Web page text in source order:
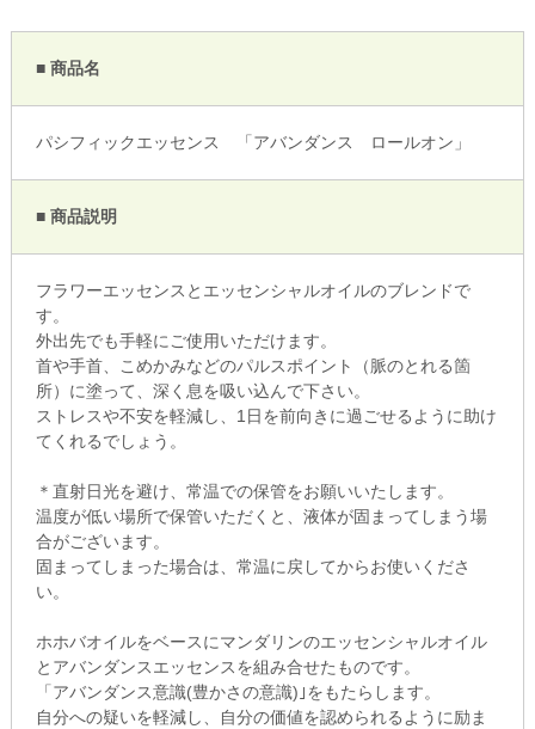
■ 商品名
パシフィックエッセンス 「アバンダンス ロールオン」
■ 商品説明
フラワーエッセンスとエッセンシャルオイルのブレンドで
す。
外出先でも手軽にご使用いただけます。
首や手首、こめかみなどのパルスポイント（脈のとれる箇
所）に塗って、深く息を吸い込んで下さい。
ストレスや不安を軽減し、1日を前向きに過ごせるように助け
てくれるでしょう。
＊直射日光を避け、常温での保管をお願いいたします。
温度が低い場所で保管いただくと、液体が固まってしまう場
合がございます。
固まってしまった場合は、常温に戻してからお使いくださ
い。
ホホバオイルをベースにマンダリンのエッセンシャルオイル
とアバンダンスエッセンスを組み合せたものです。
「アバンダンス意識(豊かさの意識)｣をもたらします。
自分への疑いを軽減し、自分の価値を認められるように励ま